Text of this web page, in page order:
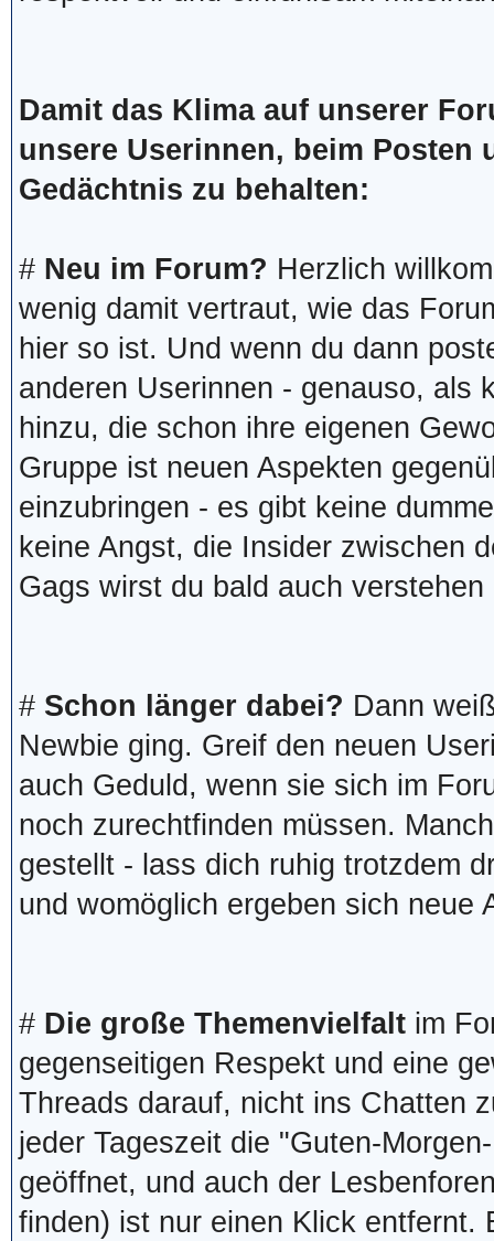
Damit das Klima auf unserer
unsere Userinnen, beim Posten
Gedächtnis zu behalten:
# Neu im Forum? Herzlich
wenig damit vertraut, wie das
hier so ist. Und wenn du dann
anderen Userinnen - genauso, als
hinzu, die schon ihre eigenen
Gruppe ist neuen Aspekten
einzubringen - es gibt keine
keine Angst, die Insider zwischen
Gags wirst du bald auch
# Schon länger dabei? Dann
Newbie ging. Greif den neuen
auch Geduld, wenn sie sich im
noch zurechtfinden müssen.
gestellt - lass dich ruhig trotzdem
und womöglich ergeben sich neue
# Die große Themenvielfaltim
gegenseitigen Respekt und eine
Threads darauf, nicht ins Chatten
jeder Tageszeit die "Guten-
geöffnet, und auch der
finden) ist nur einen Klick entfernt.